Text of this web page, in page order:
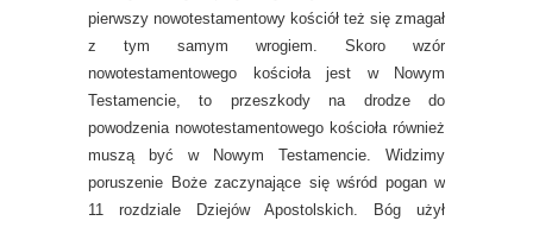
pierwszy nowotestamentowy kościół też się zmagał
z tym samym wrogiem. Skoro wzór
nowotestamentowego kościoła jest w Nowym
Testamencie, to przeszkody na drodze do
powodzenia nowotestamentowego kościoła również
muszą być w Nowym Testamencie. Widzimy
poruszenie Boże zaczynające się wśród pogan w
11 rozdziale Dziejów Apostolskich. Bóg użył